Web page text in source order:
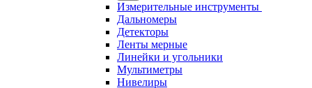
Измерительные инструменты
Дальномеры
Детекторы
Ленты мерные
Линейки и угольники
Мультиметры
Нивелиры